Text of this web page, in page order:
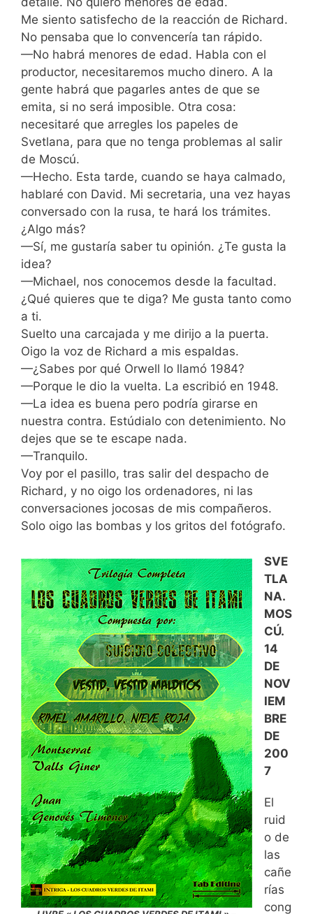
Me siento satisfecho de la reacción de Richard.
No pensaba que lo convencería tan rápido.
—No habrá menores de edad. Habla con el
productor, necesitaremos mucho dinero. A la
gente habrá que pagarles antes de que se
emita, si no será imposible. Otra cosa:
necesitaré que arregles los papeles de
Svetlana, para que no tenga problemas al salir
de Moscú.
—Hecho. Esta tarde, cuando se haya calmado,
hablaré con David. Mi secretaria, una vez hayas
conversado con la rusa, te hará los trámites.
¿Algo más?
—Sí, me gustaría saber tu opinión. ¿Te gusta la
idea?
—Michael, nos conocemos desde la facultad.
¿Qué quieres que te diga? Me gusta tanto como
a ti.
Suelto una carcajada y me dirijo a la puerta.
Oigo la voz de Richard a mis espaldas.
—¿Sabes por qué Orwell lo llamó 1984?
—Porque le dio la vuelta. La escribió en 1948.
—La idea es buena pero podría girarse en
nuestra contra. Estúdialo con detenimiento. No
dejes que se te escape nada.
—Tranquilo.
Voy por el pasillo, tras salir del despacho de
Richard, y no oigo los ordenadores, ni las
conversaciones jocosas de mis compañeros.
Solo oigo las bombas y los gritos del fotógrafo.
SVE
TLA
NA.
MOS
CÚ.
14
DE
NOV
IEM
BRE
DE
200
7
El
ruid
o de
las
cañe
rías
cong